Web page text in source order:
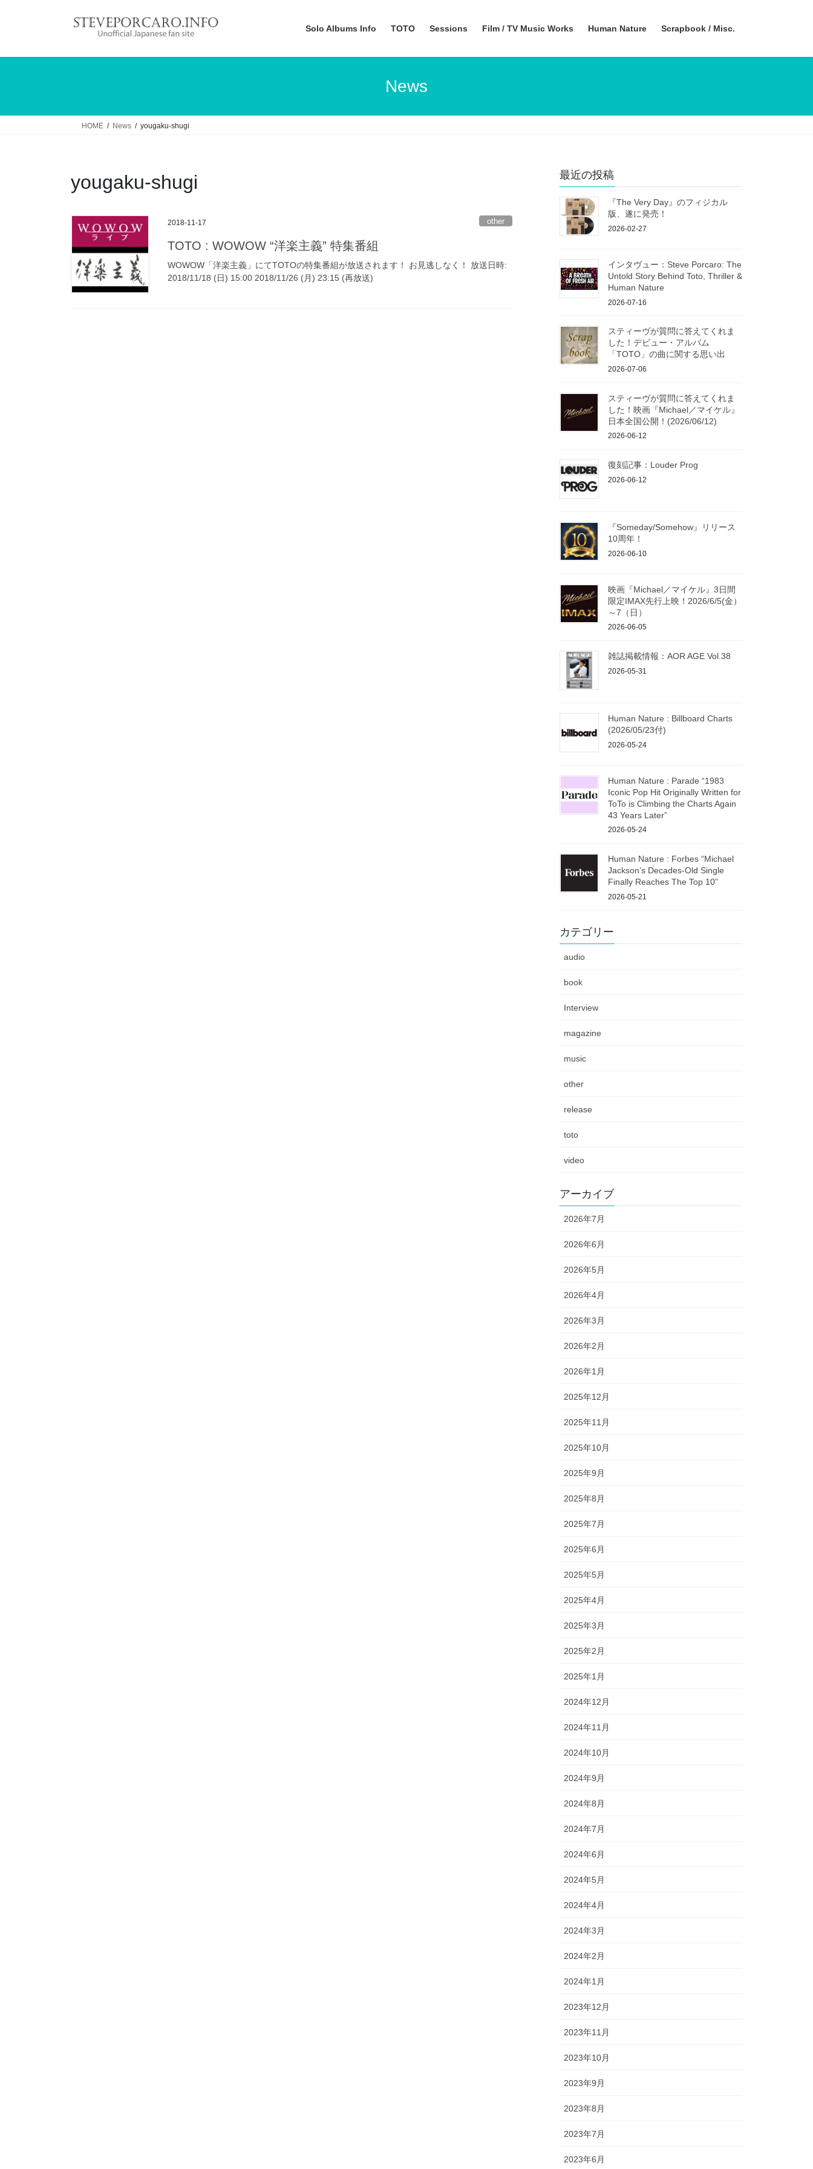
Solo Albums Info TOTO Sessions Film / TV Music Works Human Nature Scrapbook / Misc.
News
HOME News yougaku-shugi
yougaku-shugi
2018-11-17 other
TOTO : WOWOW “洋楽主義” 特集番組
WOWOW「洋楽主義」にてTOTOの特集番組が放送されます！ お見逃しなく！ 放送日時:
2018/11/18 (日) 15:00 2018/11/26 (月) 23:15 (再放送)
最近の投稿
『The Very Day』のフィジカル
版、遂に発売！
2026-02-27
インタヴュー：Steve Porcaro: The
Untold Story Behind Toto, Thriller &
Human Nature
2026-07-16
スティーヴが質問に答えてくれま
した！デビュー・アルバム
「TOTO」の曲に関する思い出
2026-07-06
スティーヴが質問に答えてくれま
した！映画『Michael／マイケル』
日本全国公開！(2026/06/12)
2026-06-12
復刻記事：Louder Prog
2026-06-12
『Someday/Somehow』リリース
10周年！
2026-06-10
映画『Michael／マイケル』3日間
限定IMAX先行上映！2026/6/5(金）
～7（日）
2026-06-05
雑誌掲載情報：AOR AGE Vol.38
2026-05-31
Human Nature : Billboard Charts
(2026/05/23付)
2026-05-24
Human Nature : Parade “1983
Iconic Pop Hit Originally Written for
ToTo is Climbing the Charts Again
43 Years Later”
2026-05-24
Human Nature : Forbes “Michael
Jackson’s Decades-Old Single
Finally Reaches The Top 10”
2026-05-21
カテゴリー
audio
book
Interview
magazine
music
other
release
toto
video
アーカイブ
2026年7月
2026年6月
2026年5月
2026年4月
2026年3月
2026年2月
2026年1月
2025年12月
2025年11月
2025年10月
2025年9月
2025年8月
2025年7月
2025年6月
2025年5月
2025年4月
2025年3月
2025年2月
2025年1月
2024年12月
2024年11月
2024年10月
2024年9月
2024年8月
2024年7月
2024年6月
2024年5月
2024年4月
2024年3月
2024年2月
2024年1月
2023年12月
2023年11月
2023年10月
2023年9月
2023年8月
2023年7月
2023年6月